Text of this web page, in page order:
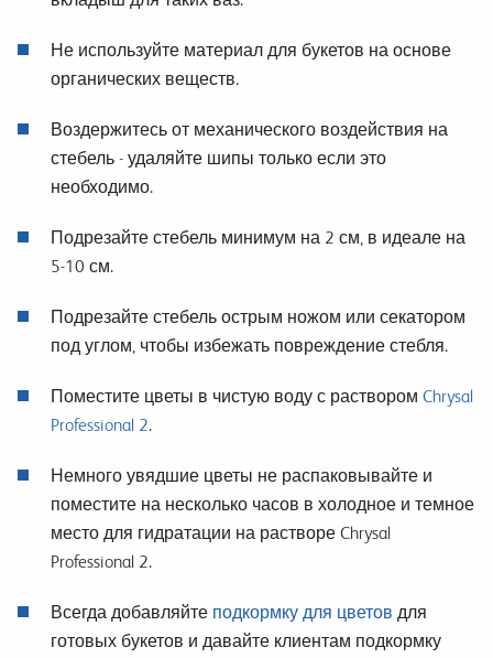
Не используйте материал для букетов на основе
органических веществ.
Воздержитесь от механического воздействия на
стебель - удаляйте шипы только если это
необходимо.
Подрезайте стебель минимум на 2 см, в идеале на
5-10 см.
Подрезайте стебель острым ножом или секатором
под углом, чтобы избежать повреждение стебля.
Поместите цветы в чистую воду с раствором Chrysal
Professional 2.
Немного увядшие цветы не распаковывайте и
поместите на несколько часов в холодное и темное
место для гидратации на растворе Chrysal
Professional 2.
Всегда добавляйте подкормку для цветов для
готовых букетов и давайте клиентам подкормку